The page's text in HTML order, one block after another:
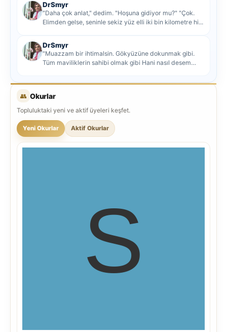
DrSmyr
"Daha çok anlat," dedim. "Hoşuna gidiyor mu?" "Çok.
Elimden gelse, seninle sekiz yüz elli iki bin kilometre hi...
DrSmyr
"Muazzam bir ihtimalsin. Gökyüzüne dokunmak gibi.
Tüm maviliklerin sahibi olmak gibi Hani nasıl desem
👥 Okurlar
Topluluktaki yeni ve aktif üyeleri keşfet.
Yeni Okurlar Aktif Okurlar